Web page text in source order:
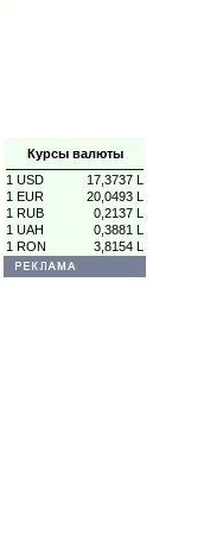
Курсы валюты
1 USD
17,3737 L
1 EUR
20,0493 L
1 RUB
0,2137 L
1 UAH
0,3881 L
1 RON
3,8154 L